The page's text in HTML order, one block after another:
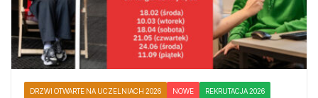
DRZWI OTWARTE NA UCZELNIACH 2026 NOWE REKRUTACJA 2026